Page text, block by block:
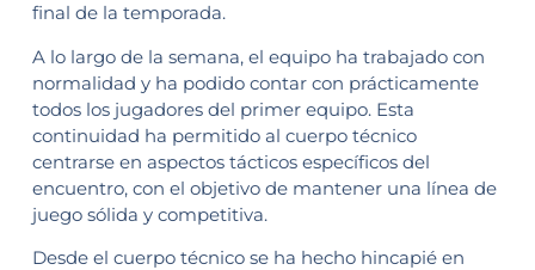
final de la temporada.
A lo largo de la semana, el equipo ha trabajado con
normalidad y ha podido contar con prácticamente
todos los jugadores del primer equipo. Esta
continuidad ha permitido al cuerpo técnico
centrarse en aspectos tácticos específicos del
encuentro, con el objetivo de mantener una línea de
juego sólida y competitiva.
Desde el cuerpo técnico se ha hecho hincapié en